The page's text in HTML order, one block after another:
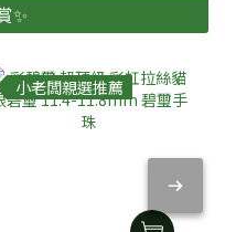
✨
小老闆親選推薦